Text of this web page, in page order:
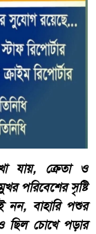
যায়, ক্রেতা ও
পরিবেশের সৃষ্টি
নন, বাহারি পশুর
ছিল চোখে পড়ার